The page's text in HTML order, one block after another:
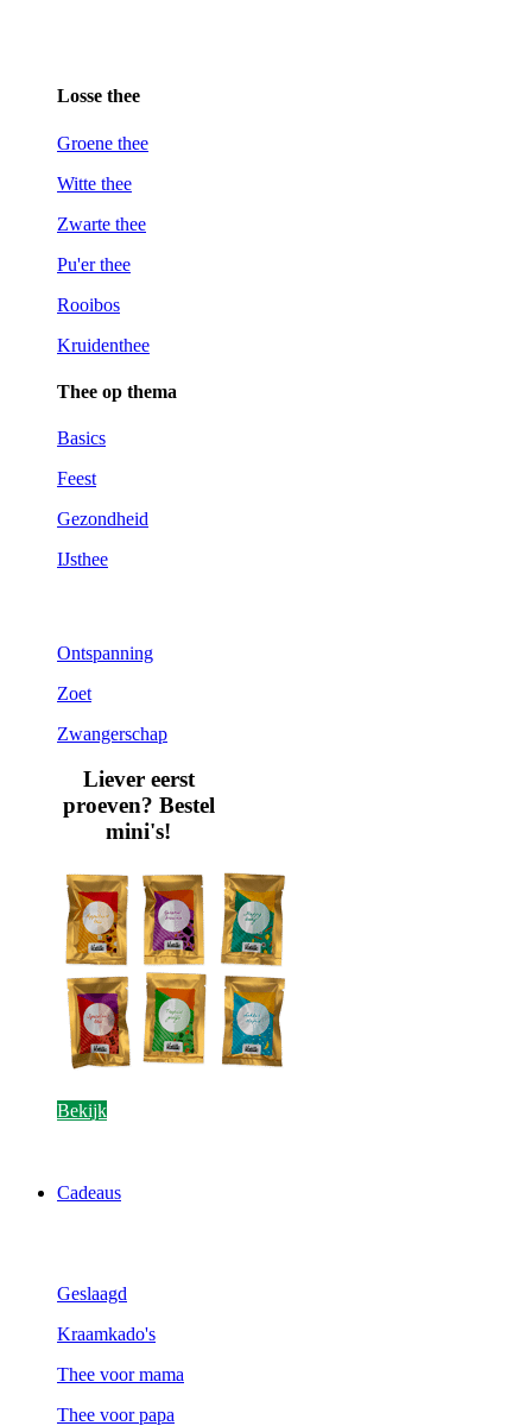
Losse thee
Groene thee
Witte thee
Zwarte thee
Pu'er thee
Rooibos
Kruidenthee
Thee op thema
Basics
Feest
Gezondheid
IJsthee
Ontspanning
Zoet
Zwangerschap
Liever eerst
proeven? Bestel
mini's!
Bekijk
Cadeaus
Geslaagd
Kraamkado's
Thee voor mama
Thee voor papa